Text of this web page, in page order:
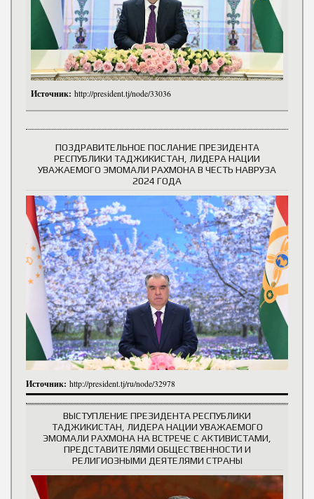
Источник: http://president.tj/node/33036
ПОЗДРАВИТЕЛЬНОЕ ПОСЛАНИЕ ПРЕЗИДЕНТА
РЕСПУБЛИКИ ТАДЖИКИСТАН, ЛИДЕРА НАЦИИ
УВАЖАЕМОГО ЭМОМАЛИ РАХМОНА В ЧЕСТЬ НАВРУЗА
2024 ГОДА
Источник: http://president.tj/ru/node/32978
ВЫСТУПЛЕНИЕ ПРЕЗИДЕНТА РЕСПУБЛИКИ
ТАДЖИКИСТАН, ЛИДЕРА НАЦИИ УВАЖАЕМОГО
ЭМОМАЛИ РАХМОНА НА ВСТРЕЧЕ С АКТИВИСТАМИ,
ПРЕДСТАВИТЕЛЯМИ ОБЩЕСТВЕННОСТИ И
РЕЛИГИОЗНЫМИ ДЕЯТЕЛЯМИ СТРАНЫ